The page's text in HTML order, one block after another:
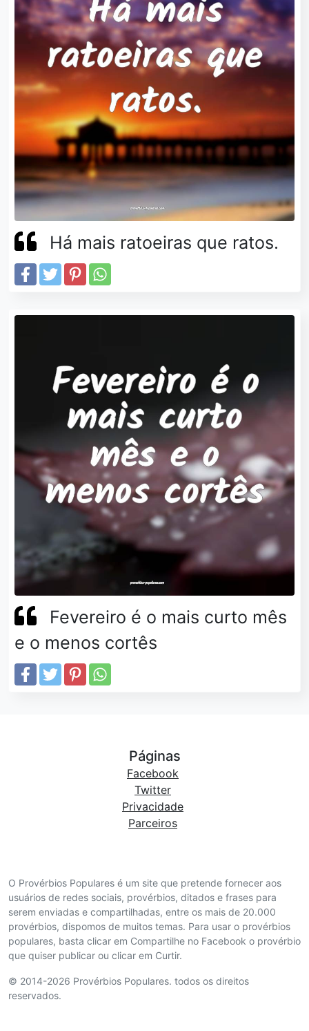
Há mais ratoeiras que ratos.
Fevereiro é o mais curto mês
e o menos cortês
O Provérbios Populares é um site que pretende fornecer aos
usuários de redes sociais, provérbios, ditados e frases para
serem enviadas e compartilhadas, entre os mais de 20.000
provérbios, dispomos de muitos temas. Para usar o provérbios
populares, basta clicar em Compartilhe no Facebook o provérbio
que quiser publicar ou clicar em Curtir.
© 2014-2026 Provérbios Populares. todos os direitos
reservados.
Páginas
Facebook
Twitter
Privacidade
Parceiros